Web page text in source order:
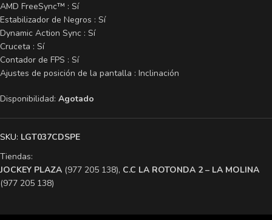
AMD FreeSync™ : Sí
Estabilizador de Negros : Sí
Dynamic Action Sync : Sí
Cruceta : Sí
Contador de FPS : Sí
Ajustes de posición de la pantalla : Inclinación
Disponibilidad: Agotado
SKU: LGT037CDSPE
Tiendas:
​JOCKEY PLAZA (977 205 138), ​C.C LA ROTONDA 2 – LA MOLINA
(977 205 138)